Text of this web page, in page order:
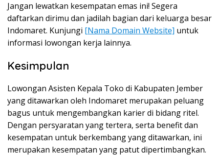
Jangan lewatkan kesempatan emas ini! Segera
daftarkan dirimu dan jadilah bagian dari keluarga besar
Indomaret. Kunjungi [Nama Domain Website] untuk
informasi lowongan kerja lainnya.
Kesimpulan
Lowongan Asisten Kepala Toko di Kabupaten Jember
yang ditawarkan oleh Indomaret merupakan peluang
bagus untuk mengembangkan karier di bidang ritel.
Dengan persyaratan yang tertera, serta benefit dan
kesempatan untuk berkembang yang ditawarkan, ini
merupakan kesempatan yang patut dipertimbangkan.